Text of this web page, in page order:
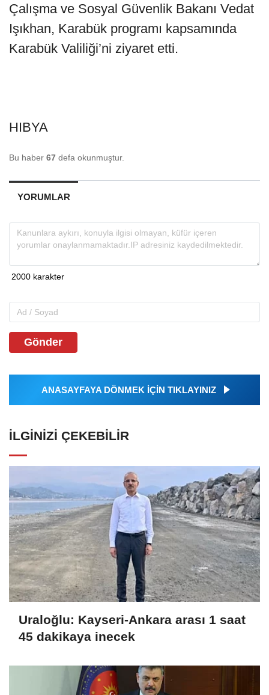
Çalışma ve Sosyal Güvenlik Bakanı Vedat
Işıkhan, Karabük programı kapsamında
Karabük Valiliği’ni ziyaret etti.
HIBYA
Bu haber 67 defa okunmuştur.
YORUMLAR
Gönder
ANASAYFAYA DÖNMEK İÇİN TIKLAYINIZ
İLGINIZI ÇEKEBILIR
Uraloğlu: Kayseri-Ankara arası 1 saat
45 dakikaya inecek